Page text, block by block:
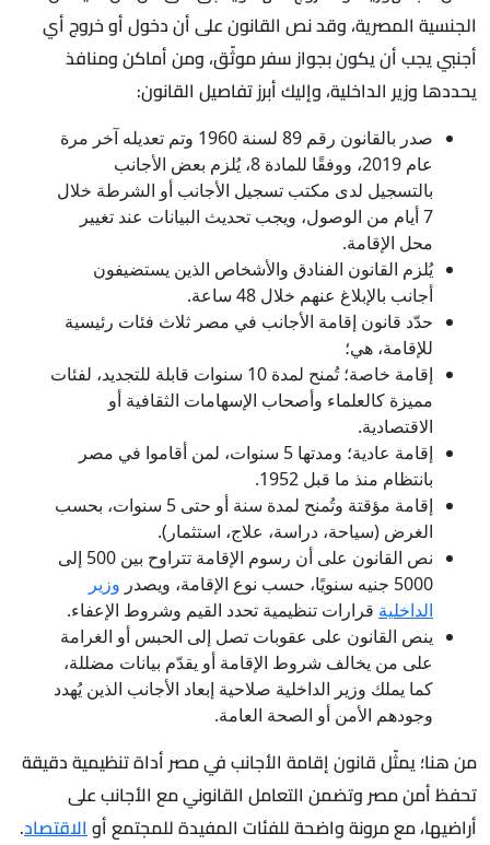
الجنسية المصرية، وقد نص القانون على أن دخول أو خروج أي
أجنبي يجب أن يكون بجواز سفر موثّق، ومن أماكن ومنافذ
يحددها وزير الداخلية، وإليك أبرز تفاصيل القانون:
صدر بالقانون رقم 89 لسنة 1960 وتم تعديله آخر مرة
عام 2019، ووفقًا للمادة 8، يُلزم بعض الأجانب
بالتسجيل لدى مكتب تسجيل الأجانب أو الشرطة خلال
7 أيام من الوصول، ويجب تحديث البيانات عند تغيير
محل الإقامة.
يُلزم القانون الفنادق والأشخاص الذين يستضيفون
أجانب بالإبلاغ عنهم خلال 48 ساعة.
حدّد قانون إقامة الأجانب في مصر ثلاث فئات رئيسية
للإقامة، هي؛
إقامة خاصة؛ تُمنح لمدة 10 سنوات قابلة للتجديد، لفئات
مميزة كالعلماء وأصحاب الإسهامات الثقافية أو
الاقتصادية.
إقامة عادية؛ ومدتها 5 سنوات، لمن أقاموا في مصر
بانتظام منذ ما قبل 1952.
إقامة مؤقتة وتُمنح لمدة سنة أو حتى 5 سنوات، بحسب
الغرض (سياحة، دراسة، علاج، استثمار).
نص القانون على أن رسوم الإقامة تتراوح بين 500 إلى
5000 جنيه سنويًا، حسب نوع الإقامة، ويصدر
وزير
الداخلية قرارات تنظيمية تحدد القيم وشروط الإعفاء.
ينص القانون على عقوبات تصل إلى الحبس أو الغرامة
على من يخالف شروط الإقامة أو يقدّم بيانات مضللة،
كما يملك وزير الداخلية صلاحية إبعاد الأجانب الذين يُهدد
وجودهم الأمن أو الصحة العامة.
من هنا؛ يمثّل قانون إقامة الأجانب في مصر أداة تنظيمية دقيقة
تحفظ أمن مصر وتضمن التعامل القانوني مع الأجانب على
أراضيها، مع مرونة واضحة للفئات المفيدة للمجتمع أوالاقتصاد.